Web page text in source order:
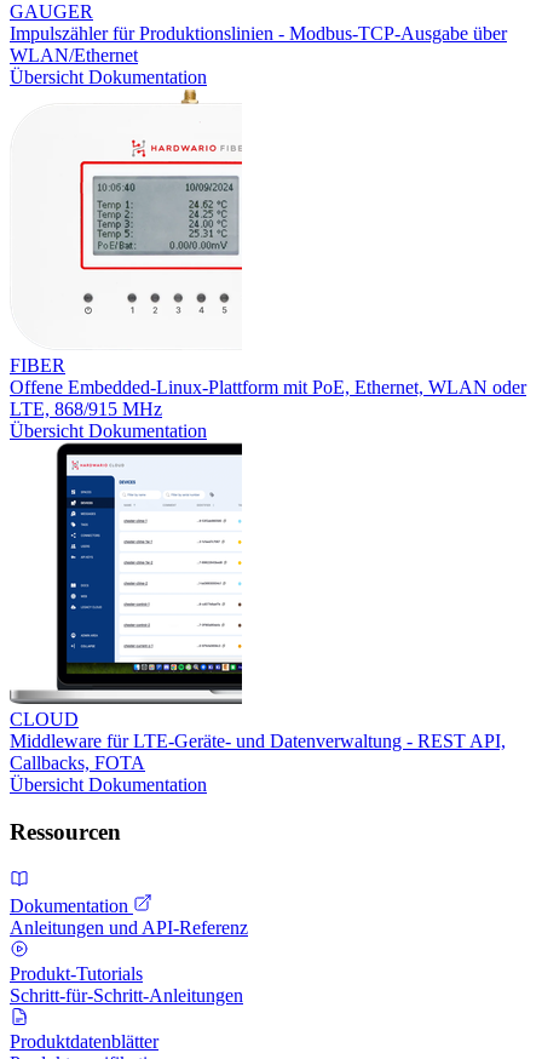
GAUGER
Impulszähler für Produktionslinien - Modbus-TCP-Ausgabe über
WLAN/Ethernet
Übersicht Dokumentation
FIBER
Offene Embedded-Linux-Plattform mit PoE, Ethernet, WLAN oder
LTE, 868/915 MHz
Übersicht Dokumentation
CLOUD
Middleware für LTE-Geräte- und Datenverwaltung - REST API,
Callbacks, FOTA
Übersicht Dokumentation
Ressourcen
Dokumentation
Anleitungen und API-Referenz
Produkt-Tutorials
Schritt-für-Schritt-Anleitungen
Produktdatenblätter